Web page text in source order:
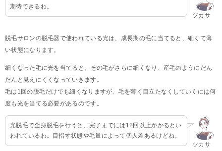
ツカサ
期待できるわ。
脱毛サロンの脱毛器で使われている光は、成長期の毛に当てると、細くて薄
い状態になります。
細くなった毛に光を当てると、その毛がさらに細くなり、産毛のようにだん
だんと見えにくくなっていきます。
毛は1回の脱毛だけでも細くなりますが、毛を薄く目立たなくしていくには何
度も光を当てる必要があるのです。
ツカサ
光脱毛で全身脱毛を行うと、完了までには12回以上かかるとい
われているわ。目指す状態や毛量によって個人差あるけどね。